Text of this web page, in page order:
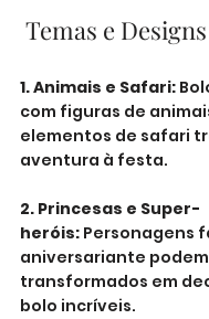
Temas e
1. Animais e Safari:
com figuras de
elementos de safari
aventura à festa.
2. Princesas e Super-
heróis: Personagens
aniversariante
transformados em
bolo incríveis.